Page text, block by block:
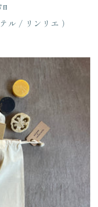
ル / リンリエ ）